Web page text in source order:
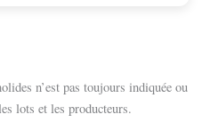
n’est pas toujours indiquée ou
lots et les producteurs.